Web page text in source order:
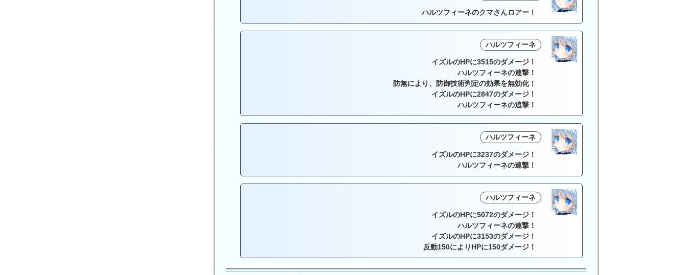
ハルツフィーネのクマさんロアー！
ハルツフィーネ
イズルのHPに3515のダメージ！
ハルツフィーネの連撃！
防無により、防御技術判定の効果を無効化！
イズルのHPに2847のダメージ！
ハルツフィーネの追撃！
ハルツフィーネ
イズルのHPに3237のダメージ！
ハルツフィーネの連撃！
ハルツフィーネ
イズルのHPに5072のダメージ！
ハルツフィーネの連撃！
イズルのHPに3153のダメージ！
反動150によりHPに150ダメージ！